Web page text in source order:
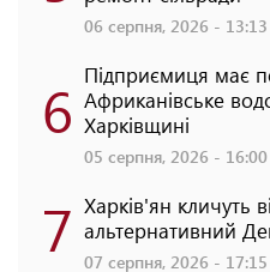
06 серпня, 2026 - 13:13
6 Підприємиця має
Африканівське
Харківщині
05 серпня, 2026 - 16:00
7 Харків'ян кличуть
альтернативний
07 серпня, 2026 - 17:15